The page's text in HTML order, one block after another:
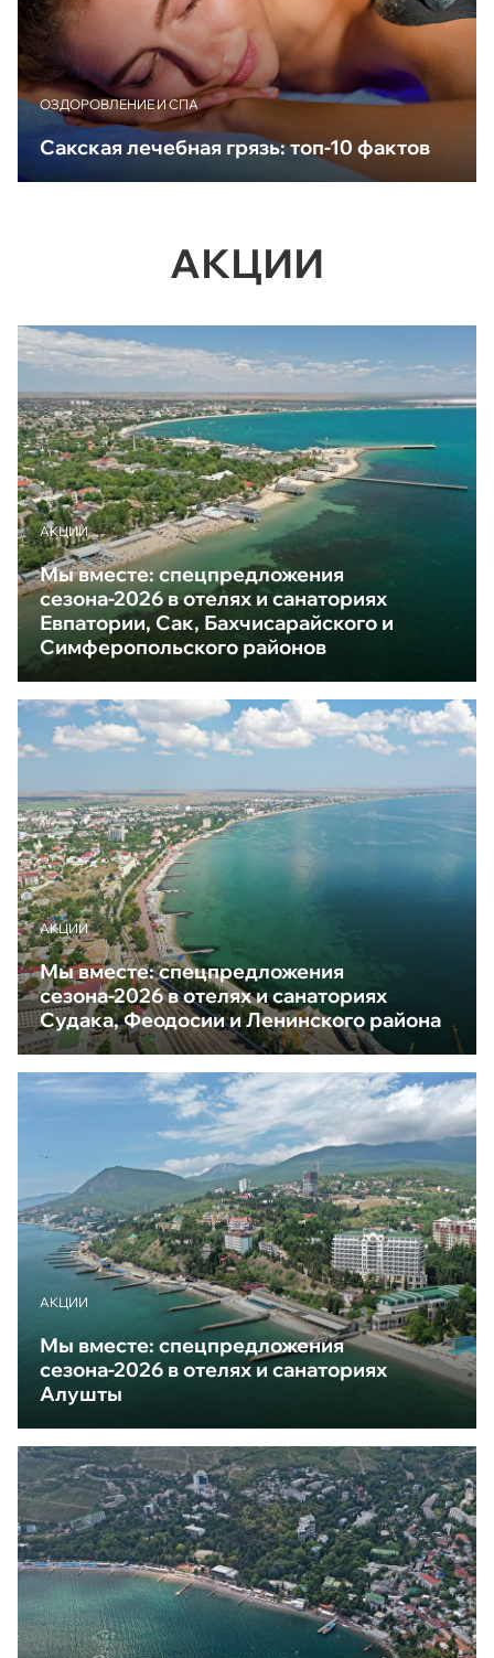
ОЗДОРОВЛЕНИЕ И СПА
Сакская лечебная грязь: топ-10 фактов
АКЦИИ
АКЦИИ
Мы вместе: спецпредложения
сезона-2026 в отелях и санаториях
Евпатории, Сак, Бахчисарайского и
Симферопольского районов
АКЦИИ
Мы вместе: спецпредложения
сезона-2026 в отелях и санаториях
Судака, Феодосии и Ленинского района
АКЦИИ
Мы вместе: спецпредложения
сезона-2026 в отелях и санаториях
Алушты